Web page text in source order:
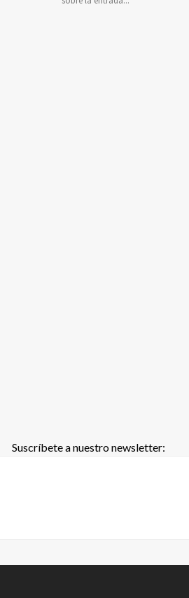
Suscríbete a nuestro newsletter: